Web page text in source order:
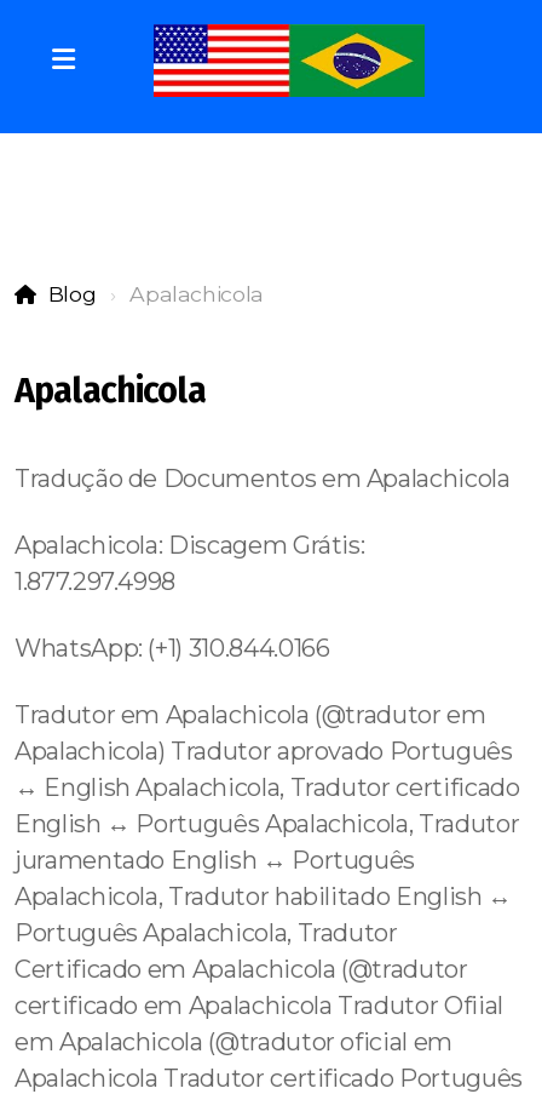
Blog Apalachicola
Apalachicola
Tradução de Documentos em Apalachicola
Apalachicola: Discagem Grátis:
1.877.297.4998
WhatsApp: (+1) 310.844.0166
Tradutor em Apalachicola (@tradutor em
Apalachicola) Tradutor aprovado Português
↔️ English Apalachicola, Tradutor certificado
English ↔️ Português Apalachicola, Tradutor
juramentado English ↔️ Português
Apalachicola, Tradutor habilitado English ↔️
Português Apalachicola, Tradutor
Certificado em Apalachicola (@tradutor
certificado em Apalachicola Tradutor Ofiial
em Apalachicola (@tradutor oficial em
Apalachicola Tradutor certificado Português